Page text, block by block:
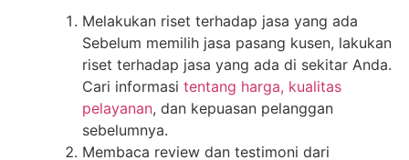
Melakukan riset terhadap jasa yang ada
Sebelum memilih jasa pasang kusen, lakukan
riset terhadap jasa yang ada di sekitar Anda.
Cari informasi tentang harga, kualitas
pelayanan, dan kepuasan pelanggan
sebelumnya.
Membaca review dan testimoni dari